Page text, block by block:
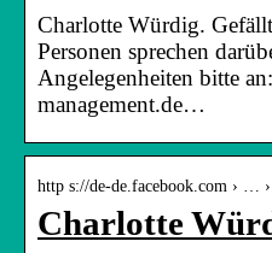
Charlotte Würdig.
Personen sprechen
Angelegenheiten bitte
management.de…
http s://de-de.facebook.com › …
Charlotte